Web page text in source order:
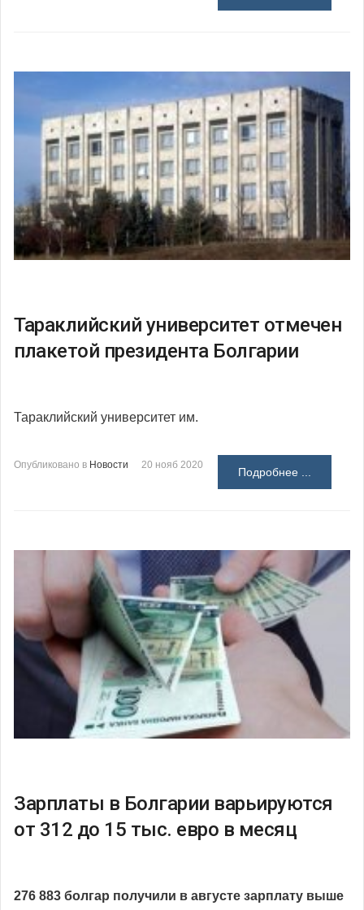
Тараклийский университет отмечен
плакетой президента Болгарии
Тараклийский университет им.
Опубликовано в Новости 20 нояб 2020
Подробнее ...
Зарплаты в Болгарии варьируются
от 312 до 15 тыс. евро в месяц
276 883 болгар получили в августе зарплату выше